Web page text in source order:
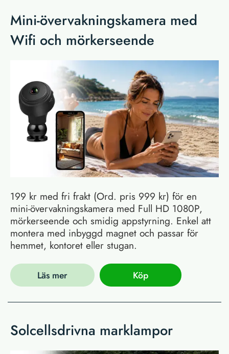
Mini-övervakningskamera med
Wifi och mörkerseende
199 kr med fri frakt (Ord. pris 999 kr) för en
mini-övervakningskamera med Full HD 1080P,
mörkerseende och smidig appstyrning. Enkel att
montera med inbyggd magnet och passar för
hemmet, kontoret eller stugan.
Läs mer Köp
Solcellsdrivna marklampor